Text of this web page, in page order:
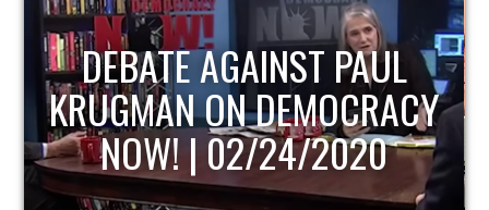
DEBATE AGAINST PAUL
KRUGMAN ON DEMOCRACY
NOW! | 02/24/2020